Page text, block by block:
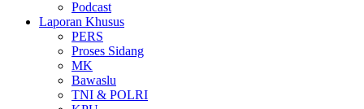
Podcast
Laporan Khusus
PERS
Proses Sidang
MK
Bawaslu
TNI & POLRI